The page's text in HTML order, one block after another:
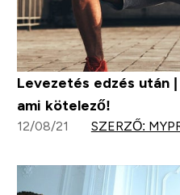
Levezetés edzés után
ami kötelező!
12/08/21 SZERZŐ: